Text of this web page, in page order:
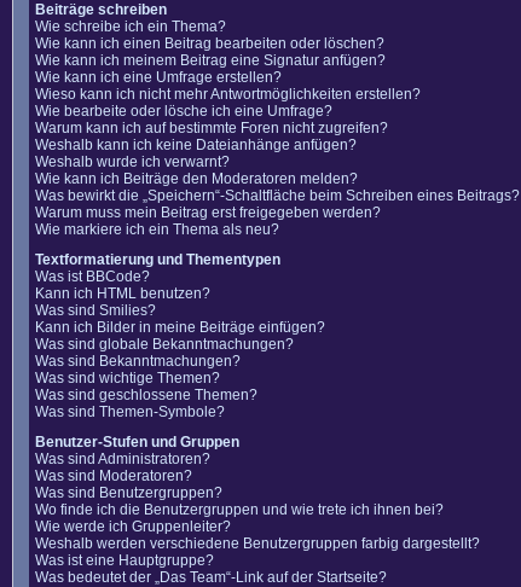
Beiträge schreiben
Wie schreibe ich ein Thema?
Wie kann ich einen Beitrag bearbeiten oder löschen?
Wie kann ich meinem Beitrag eine Signatur anfügen?
Wie kann ich eine Umfrage erstellen?
Wieso kann ich nicht mehr Antwortmöglichkeiten erstellen?
Wie bearbeite oder lösche ich eine Umfrage?
Warum kann ich auf bestimmte Foren nicht zugreifen?
Weshalb kann ich keine Dateianhänge anfügen?
Weshalb wurde ich verwarnt?
Wie kann ich Beiträge den Moderatoren melden?
Was bewirkt die „Speichern“-Schaltfläche beim Schreiben eines Beitrags?
Warum muss mein Beitrag erst freigegeben werden?
Wie markiere ich ein Thema als neu?
Textformatierung und Thementypen
Was ist BBCode?
Kann ich HTML benutzen?
Was sind Smilies?
Kann ich Bilder in meine Beiträge einfügen?
Was sind globale Bekanntmachungen?
Was sind Bekanntmachungen?
Was sind wichtige Themen?
Was sind geschlossene Themen?
Was sind Themen-Symbole?
Benutzer-Stufen und Gruppen
Was sind Administratoren?
Was sind Moderatoren?
Was sind Benutzergruppen?
Wo finde ich die Benutzergruppen und wie trete ich ihnen bei?
Wie werde ich Gruppenleiter?
Weshalb werden verschiedene Benutzergruppen farbig dargestellt?
Was ist eine Hauptgruppe?
Was bedeutet der „Das Team“-Link auf der Startseite?